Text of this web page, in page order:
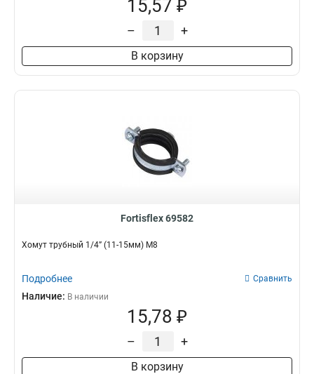
15,57 ₽
– +
В корзину
Fortisflex 69582
Хомут трубный 1/4” (11-15мм) М8
Подробнее Сравнить
Наличие: В наличии
15,78 ₽
– +
В корзину